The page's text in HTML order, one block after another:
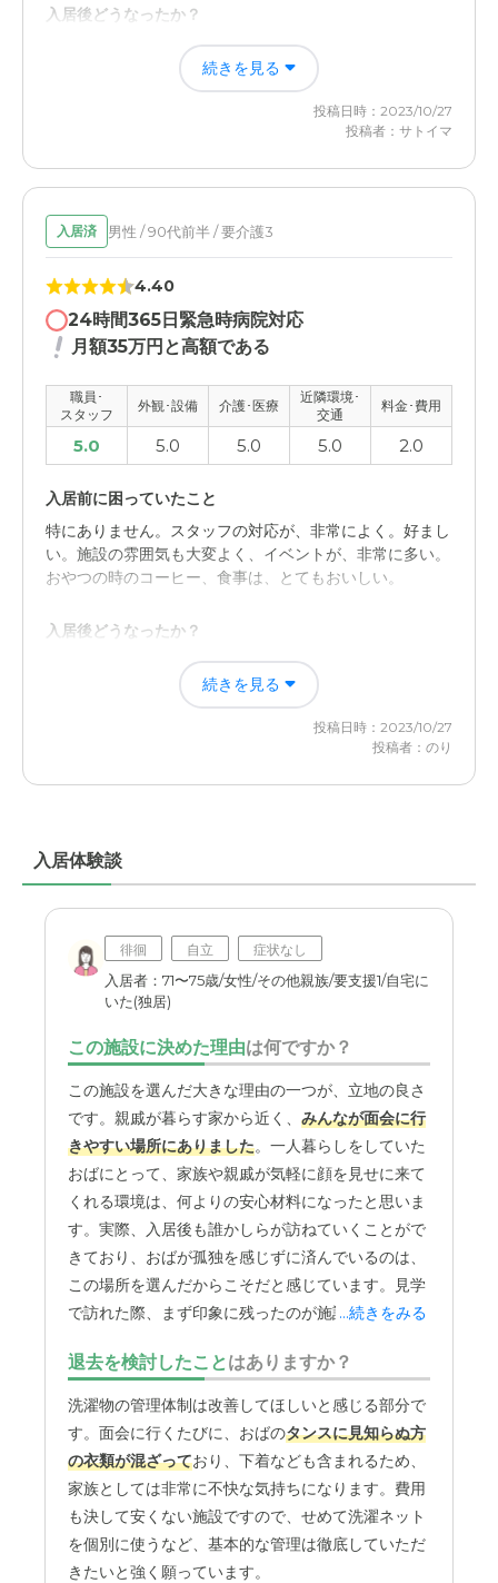
際に一緒に楽しめる。
介護医療サービスについて
看護師さんが常駐して頂ける所で内科や歯科も毎週定期的
に往診してくださり処方薬も薬屋さんが定期的に届けてく
は外部病院に救急搬送され熱が安定的に下がるまで戻れな
くなる。
近隣環境や交通アクセスについて
駅からも徒歩3分程度ですぐ近くにウェルシアがあるので
能。駐車場が完備されているので車でのアクセスも問題な
い。
料金費用について
安くわないが、入居時の一時金プラス毎月の利用料合わせ
て月25万円をやや上回るレベルでその他にオムツ・医療
入居後どうなったか？
食事から生活全般に対する世話に加えて、美容師や医者の
訪問診療迄のほぼ全てにわたり面倒を見てもらえ、何か問
題があれば電話で状況の説明をくれるので、大変助かりま
介護付き有料老人ホーム 靎見の鄕の評価
しく明るく、施設の運用、運営がオープンで信頼できた。
職員・スタッフ・他入居者の雰囲気について
職員・スタッフのみなさんへの教育も行き届いていて全体
的にオープンで明るい雰囲気であった。
外観・内装・居室・設備について
2019年開設で真新しく、カラオケルームや美容室が有り
食堂も4人毎にテーブルを囲んで撮るタイプでレストラン
の様で良かった。
介護医療サービスについて
ナースが常駐していて、入居者の日々の健康状態をモニタ
ーしていて、医師が月に数回定期巡回で入居者全員の病状
JRの駅から徒歩2分ほどだが電車の本数が少ない。やかま
しく無い静かな環境と言える。専用駐車場が有り車での来
料金費用について
満足度は高かった。
続きを見る
投稿日時：2023/10/27
投稿者：サトイマ
入居済 男性 / 90代前半 / 要介護3
4.40
24時間365日緊急時病院対応
月額35万円と高額である
職員･
スタッフ
外観･設備 介護･医療
近隣環境･
交通
料金･費用
5.0 5.0 5.0 5.0 2.0
入居前に困っていたこと
特にありません。スタッフの対応が、非常によく。好まし
い。施設の雰囲気も大変よく、イベントが、非常に多い。
おやつの時のコーヒー、食事は、とてもおいしい。
入居後どうなったか？
介護士の方が、非常に親切で、患者様に非常に優しいで
す。コミュニケーションを常にとって頂いて、非常にいい
環境だと感じています。
い環境です。周りとの調和もよく考えています。
外観・内装・居室・設備について
最新の設備で、古臭くなく、環境は、非常に良いです。い
つも清潔に保たれていて、気持ちいいい。
介護医療サービスについて
緊急時には、病院対応まで、24時間、３６５日非常に良
い環境です。
近隣環境や交通アクセスについて
住宅地の中で、明るく、駅にも近いですが、電車の本数
が、若干少ないです。車での送迎も非常に便利。
月３５万円は、高いです。手出しが、結構厳しく、金策が
厳しい。もう少し安くなればと思います。
続きを見る
投稿日時：2023/10/27
投稿者：のり
入居体験談
徘徊 自立 症状なし
入居者：71〜75歳/女性/その他親族/要支援1/自宅に
いた(独居)
この施設に決めた理由は何ですか？
この施設を選んだ大きな理由の一つが、立地の良さ
です。親戚が暮らす家から近く、 みんなが面会に行
きやすい場所にありました。一人暮らしをしていた
おばにとって、家族や親戚が気軽に顔を見せに来て
くれる環境は、何よりの安心材料になったと思いま
す。実際、入居後も誰かしらが訪ねていくことがで
きており、おばが孤独を感じずに済んでいるのは、
この場所を選んだからこそだと感じています。見学
で訪れた際、まず印象に残ったのが施設の綺麗さで
あり、館内全体がとても清潔に保たれていました。
おばが入居したお部屋も、まるでホテルのように綺
麗で、一人で過ごすには十分な広さでした。個室内
にトイレとシャワーが完備されている 点も魅力的で
した。プライバシーがしっかりと守られた空間で、
自分らしく落ち着いた時間を過ごせる環境は、大き
な決め手になりました。この施設には、入居者同士
が交流できる設備が整っています。叔母も、
...続きをみる
退去を検討したことはありますか？
洗濯物の管理体制は改善してほしいと感じる部分で
す。面会に行くたびに、おばのタンスに見知らぬ方
の衣類が混ざっており、下着なども含まれるため、
家族としては非常に不快な気持ちになります。費用
も決して安くない施設ですので、せめて洗濯ネット
を個別に使うなど、基本的な管理は徹底していただ
きたいと強く願っています。